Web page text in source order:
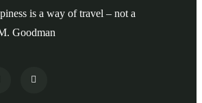
is a way of travel – not a
Goodman